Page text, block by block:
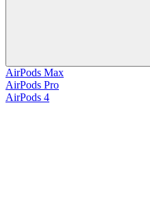
AirPods Max
AirPods Pro
AirPods 4